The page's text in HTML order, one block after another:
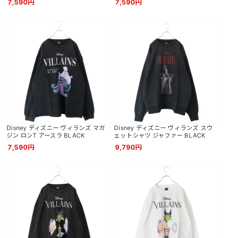
7,590円 7,590円
Disney ディズニー ヴィランズ マガ
ジン ロンT アースラ BLACK
7,590円
Disney ディズニー ヴィランズ スウ
ェットシャツ ジャファー BLACK
9,790円